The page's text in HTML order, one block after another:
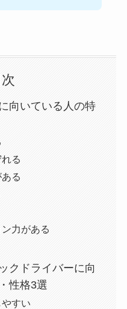
向いている人の特
る
る
力がある
クドライバーに向
性格3選
すい